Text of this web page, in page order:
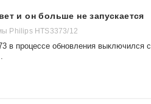
и он больше не запускается
Philips HTS3373/12
в процессе обновления выключился